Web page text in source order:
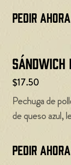
PEDIR AHORA
$17.50
Pechuga de
de queso azul,
PEDIR AHORA